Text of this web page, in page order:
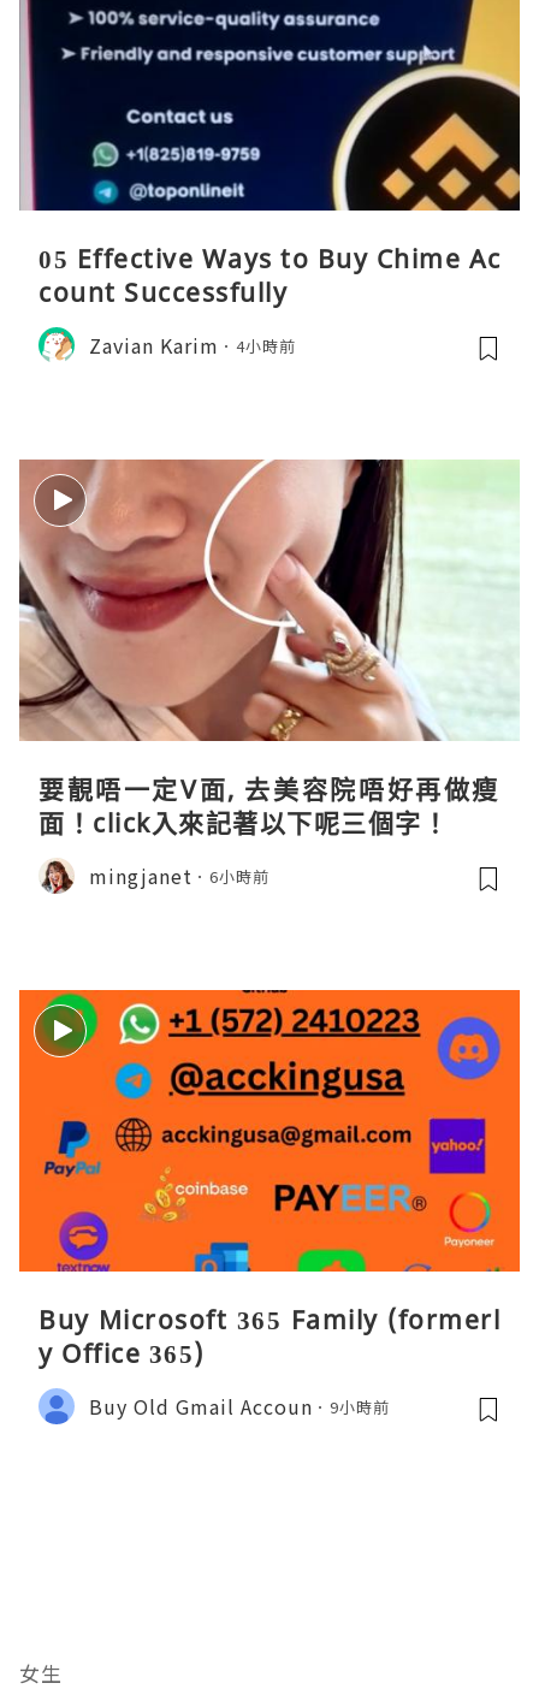
05 Effective Ways to Buy Chime Ac
count Successfully
Zavian Karim 4小時前
要靚唔一定V面, 去美容院唔好再做瘦
面！click入來記著以下呢三個字！
mingjanet 6小時前
Buy Microsoft 365 Family (formerl
y Office 365)
Buy Old Gmail Accoun 9小時前
女生